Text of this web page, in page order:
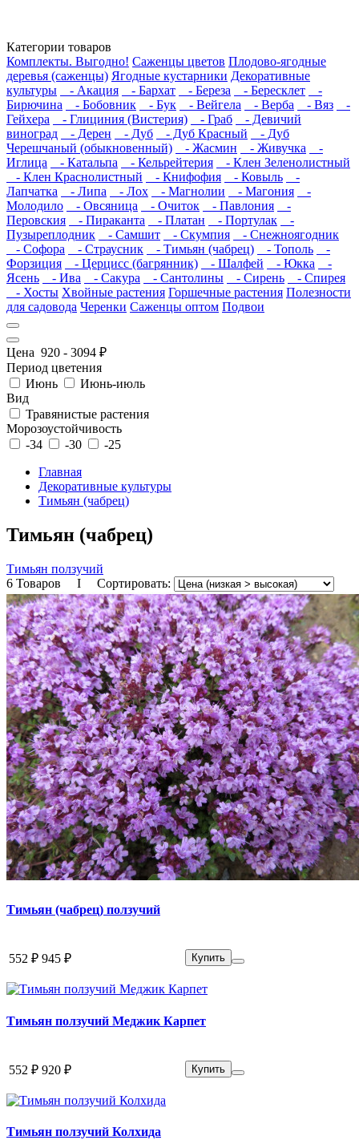
Категории товаров
Комплекты. Выгодно! Саженцы цветов Плодово-ягодные
деревья (саженцы) Ягодные кустарники Декоративные
культуры
- Акация - Бархат - Береза - Бересклет
-
Бирючина
- Бобовник - Бук - Вейгела - Верба - Вяз
-
Гейхера
- Глициния (Вистерия) - Граб
- Девичий
виноград
- Дерен - Дуб - Дуб Красный
- Дуб
Черешчаный (обыкновенный)
- Жасмин - Живучка
-
Иглица
- Катальпа - Кельрейтерия
- Клен Зеленолистный
- Клен Краснолистный
- Книфофия - Ковыль
-
Лапчатка
- Липа - Лох - Магнолии - Магония
-
Молодило
- Овсяница - Очиток - Павлония
-
Перовския
- Пираканта - Платан - Портулак
-
Пузыреплодник
- Самшит - Скумпия
- Снежноягодник
- Софора
- Страусник - Тимьян (чабрец) - Тополь
-
Форзиция
- Церцисс (багрянник) - Шалфей - Юкка
-
Ясень
- Ива - Сакура - Сантолины - Сирень
- Спирея
- Хосты Хвойные растения Горшечные растения Полезности
для садовода Черенки Саженцы оптом Подвои
Цена 920 - 3094 ₽
Период цветения
Июнь
Июнь-июль
Вид
Травянистые растения
Морозоустойчивость
-34
-30
-25
Главная
Декоративные культуры
Тимьян (чабрец)
Тимьян (чабрец)
Тимьян ползучий
6 Товаров I Сортировать:
Тимьян (чабрец) ползучий
552 ₽ 945 ₽ Купить
Тимьян ползучий Меджик Карпет
552 ₽ 920 ₽ Купить
Тимьян ползучий Колхида